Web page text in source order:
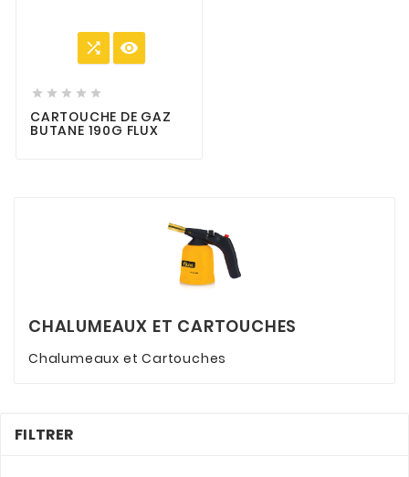
 
    
CARTOUCHE DE GAZ
BUTANE 190G FLUX
CHALUMEAUX ET CARTOUCHES
Chalumeaux et Cartouches
FILTRER